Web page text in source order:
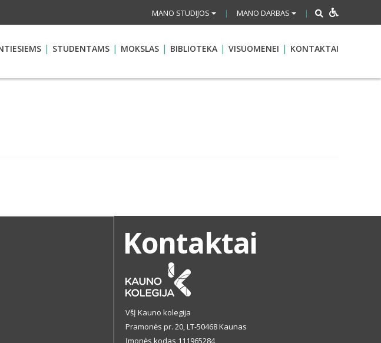
MANO STUDIJOS | MANO DARBAS |
STUDENTAMS MOKSLAS BIBLIOTEKA VISUOMENEI KONTAKTAI
Kontaktai
VšĮ Kauno kolegija
Pramonės pr. 20, LT-50468 Kaunas
Įmonės kodas 111965284